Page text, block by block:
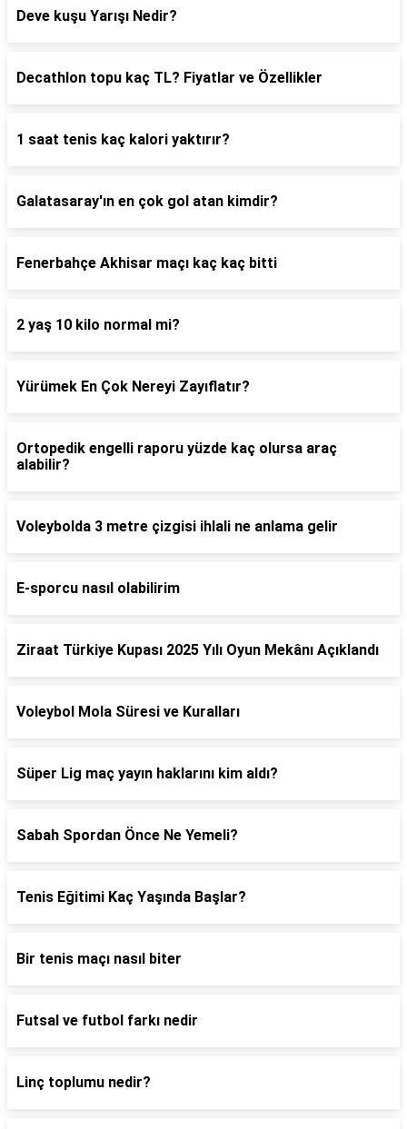
Deve kuşu Yarışı Nedir?
Decathlon topu kaç TL? Fiyatlar ve Özellikler
1 saat tenis kaç kalori yaktırır?
Galatasaray'ın en çok gol atan kimdir?
Fenerbahçe Akhisar maçı kaç kaç bitti
2 yaş 10 kilo normal mi?
Yürümek En Çok Nereyi Zayıflatır?
Ortopedik engelli raporu yüzde kaç olursa araç
alabilir?
Voleybolda 3 metre çizgisi ihlali ne anlama gelir
E-sporcu nasıl olabilirim
Ziraat Türkiye Kupası 2025 Yılı Oyun Mekânı Açıklandı
Voleybol Mola Süresi ve Kuralları
Süper Lig maç yayın haklarını kim aldı?
Sabah Spordan Önce Ne Yemeli?
Tenis Eğitimi Kaç Yaşında Başlar?
Bir tenis maçı nasıl biter
Futsal ve futbol farkı nedir
Linç toplumu nedir?